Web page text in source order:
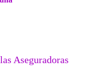
Aseguradoras